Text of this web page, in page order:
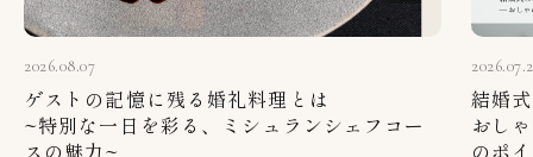
2026.08.07
ゲストの記憶に残る婚礼料理とは
~特別な一日を彩る、ミシュランシェフコー
結婚
おし